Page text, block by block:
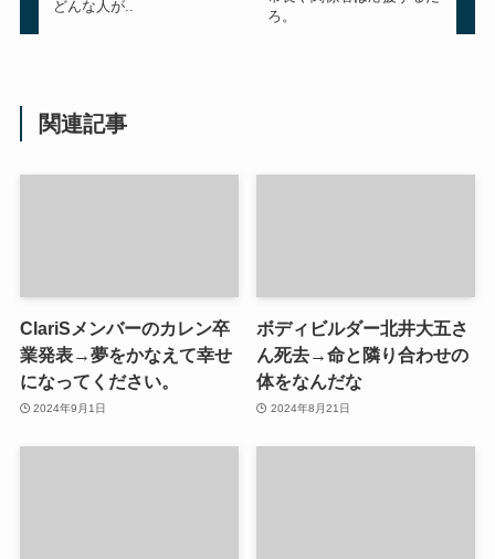
どんな人が..
ろ。
関連記事
ClariSメンバーのカレン卒
業発表→夢をかなえて幸せ
になってください。
2024年9月1日
ボディビルダー北井大五さ
ん死去→命と隣り合わせの
体をなんだな
2024年8月21日